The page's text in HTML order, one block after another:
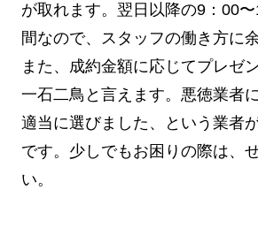
が取れます。翌日以降の9：00
間なので、スタッフの働き方に
また、成約金額に応じてプレゼ
一石二鳥と言えます。悪徳業者
適当に選びました、という業者
です。少しでもお困りの際は、
い。